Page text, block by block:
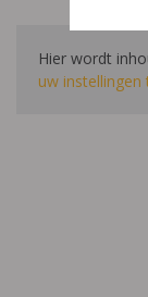
Hier wordt
uw instellingen